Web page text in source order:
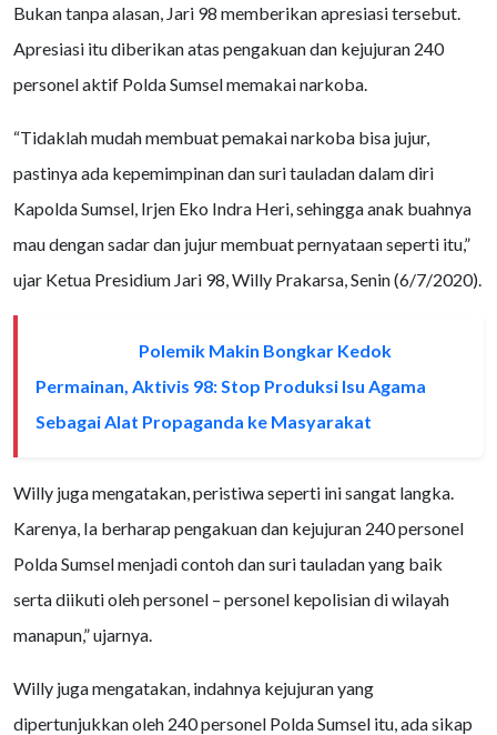
Bukan tanpa alasan, Jari 98 memberikan apresiasi tersebut.
Apresiasi itu diberikan atas pengakuan dan kejujuran 240
personel aktif Polda Sumsel memakai narkoba.
“Tidaklah mudah membuat pemakai narkoba bisa jujur,
pastinya ada kepemimpinan dan suri tauladan dalam diri
Kapolda Sumsel, Irjen Eko Indra Heri, sehingga anak buahnya
mau dengan sadar dan jujur membuat pernyataan seperti itu,”
ujar Ketua Presidium Jari 98, Willy Prakarsa, Senin (6/7/2020).
Polemik Makin Bongkar Kedok
Permainan, Aktivis 98: Stop Produksi Isu Agama
Sebagai Alat Propaganda ke Masyarakat
Willy juga mengatakan, peristiwa seperti ini sangat langka.
Karenya, Ia berharap pengakuan dan kejujuran 240 personel
Polda Sumsel menjadi contoh dan suri tauladan yang baik
serta diikuti oleh personel – personel kepolisian di wilayah
manapun,” ujarnya.
Willy juga mengatakan, indahnya kejujuran yang
dipertunjukkan oleh 240 personel Polda Sumsel itu, ada sikap